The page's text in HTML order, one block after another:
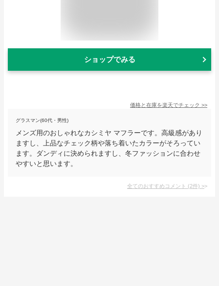
ショップでみる
価格と在庫を楽天でチェック >>
グラスマン(60代・男性)
メンズ用のおしゃれなカシミヤ マフラーです。高級感があり
ますし、上品なチェック柄や落ち着いたカラーがそろってい
ます。ダンディに決められますし、冬ファッションに合わせ
やすいと思います。
全てのおすすめコメント (2件) >